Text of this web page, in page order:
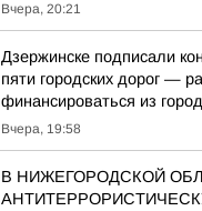
Вчера, 20:21
Дзержинске подписали
пяти городских дорог —
финансироваться из
Вчера, 19:58
В НИЖЕГОРОДСКОЙ